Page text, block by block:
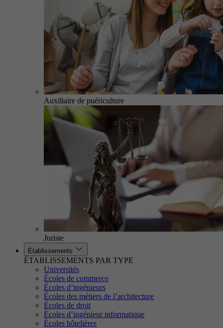
Auxiliaire de puériculture
Juriste
Établissements
ÉTABLISSEMENTS PAR TYPE
Universités
Écoles de commerce
Écoles d’ingénieurs
Écoles des métiers de l’architecture
Écoles de droit
Écoles d’ingénieur informatique
Écoles hôtelières